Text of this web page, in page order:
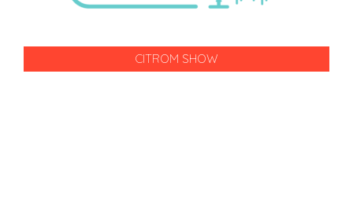
CITROM SHOW